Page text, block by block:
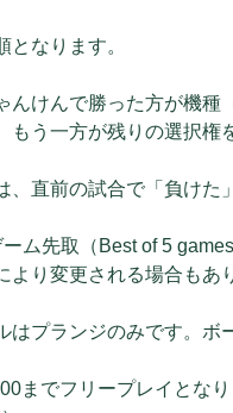
となります。
んけんで勝った方が機種
もう一方が残りの選択権
、直前の試合で「負けた
ム先取（Best of 5
より変更される場合もあ
はプランジのみです。ボ
までフリープレイとな